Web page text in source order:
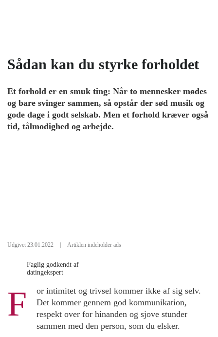
Sådan kan du styrke forholdet
Et forhold er en smuk ting: Når to mennesker mødes
og bare svinger sammen, så opstår der sød musik og
gode dage i godt selskab. Men et forhold kræver også
tid, tålmodighed og arbejde.
Udgivet 23.01.2022 | Artiklen indeholder ads
Faglig godkendt af
datingekspert
F
or intimitet og trivsel kommer ikke af sig selv.
Det kommer gennem god kommunikation,
respekt over for hinanden og sjove stunder
sammen med den person, som du elsker.